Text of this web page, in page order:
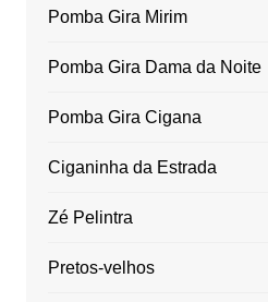
Pomba Gira Mirim
Pomba Gira Dama da Noite
Pomba Gira Cigana
Ciganinha da Estrada
Zé Pelintra
Pretos-velhos